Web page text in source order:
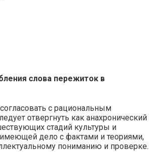
слова пережиток в
с рациональным
отвергнуть как анахронический
стадий культуры и
дело с фактами и теориями,
пониманию и проверке.